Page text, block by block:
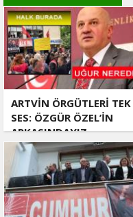
ARTVİN ÖRGÜTLERİ TEK
SES: ÖZGÜR ÖZEL’İN
ARKASINDAYIZ